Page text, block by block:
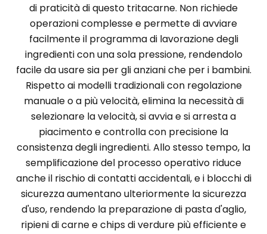
di praticità di questo tritacarne. Non richiede
operazioni complesse e permette di avviare
facilmente il programma di lavorazione degli
ingredienti con una sola pressione, rendendolo
facile da usare sia per gli anziani che per i bambini.
Rispetto ai modelli tradizionali con regolazione
manuale o a più velocità, elimina la necessità di
selezionare la velocità, si avvia e si arresta a
piacimento e controlla con precisione la
consistenza degli ingredienti. Allo stesso tempo, la
semplificazione del processo operativo riduce
anche il rischio di contatti accidentali, e i blocchi di
sicurezza aumentano ulteriormente la sicurezza
d'uso, rendendo la preparazione di pasta d'aglio,
ripieni di carne e chips di verdure più efficiente e